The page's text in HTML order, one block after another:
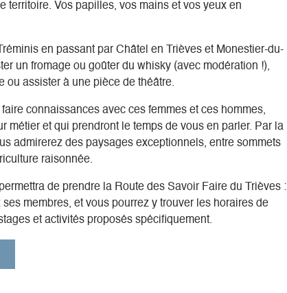
territoire. Vos papilles, vos mains et vos yeux en
en passant par Châtel en Trièves et Monestier-du-
un fromage ou goûter du whisky (avec modération !),
ou assister à une pièce de théâtre.
connaissances avec ces femmes et ces hommes,
métier et qui prendront le temps de vous en parler. Par la
admirerez des paysages exceptionnels, entre sommets
raisonnée.
de prendre la Route des Savoir Faire du Trièves :
membres, et vous pourrez y trouver les horaires de
et activités proposés spécifiquement.